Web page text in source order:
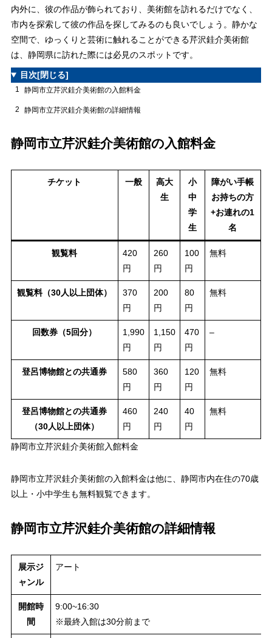
内外に、彼の作品が飾られており、美術館を訪れるだけでなく、
市内を探索して彼の作品を探してみるのも良いでしょう。静かな
空間で、ゆっくりと芸術に触れることができる芹沢銈介美術館
は、静岡県に訪れた際には必見のスポットです。
目次[閉じる]
1 静岡市立芹沢銈介美術館の入館料金
2 静岡市立芹沢銈介美術館の詳細情報
静岡市立芹沢銈介美術館の入館料金
チケット 一般
高大
生
小
中
学
生
障がい手帳
お持ちの方
+お連れの1
名
観覧料
420
円
260
円
100
円
無料
観覧料（30人以上団体）
370
円
200
円
80
円
無料
回数券（5回分）
1,990
円
1,150
円
470
円
–
登呂博物館との共通券
580
円
360
円
120
円
無料
登呂博物館との共通券
（30人以上団体）
460
円
240
円
40
円
無料
静岡市立芹沢銈介美術館入館料金
静岡市立芹沢銈介美術館の入館料金は他に、静岡市内在住の70歳
以上・小中学生も無料観覧できます。
静岡市立芹沢銈介美術館の詳細情報
展示ジ
ャンル
アート
開館時
間
9:00~16:30
※最終入館は30分前まで